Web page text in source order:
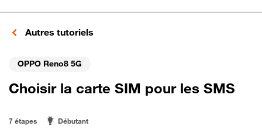
Autres tutoriels
OPPO Reno8 5G
Choisir la carte SIM pour les SMS
7 étapes Débutant